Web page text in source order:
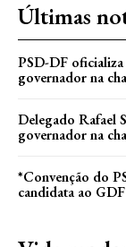
Últimas
PSD-DF
governador na
Delegado Rafael
governador na
*Convenção do
candidata ao